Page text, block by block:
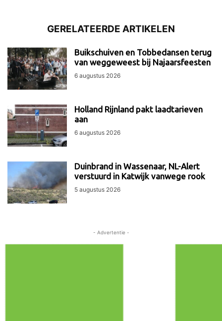
GERELATEERDE ARTIKELEN
Buikschuiven en Tobbedansen terug
van weggeweest bij Najaarsfeesten
6 augustus 2026
Holland Rijnland pakt laadtarieven
aan
6 augustus 2026
Duinbrand in Wassenaar, NL-Alert
verstuurd in Katwijk vanwege rook
5 augustus 2026
- Advertentie -